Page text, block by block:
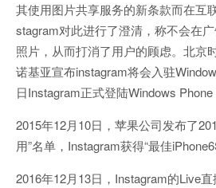
其使用图片共享服务的新条款而在互
stagram对此进行了澄清，称不会在
照片，从而打消了用户的顾虑。北京
诺基亚宣布instagram将会入驻
日Instagram正式登陆Windows Phone
2015年12月10日，苹果公司发布了
用”名单，Instagram获得“最佳
2016年12月13日，Instagram的Live